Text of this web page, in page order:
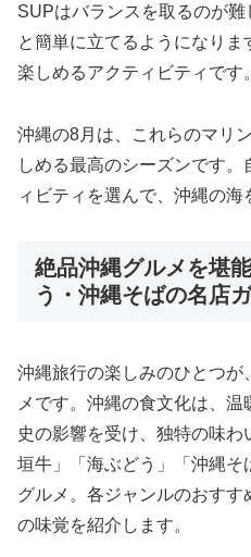
SUPはバランスを取るのが
と簡単に立てるようになり
楽しめるアクティビティです。
沖縄の8月は、これらのマリ
しめる最高のシーズンです
ィビティを選んで、沖縄の海
絶品沖縄グルメを堪
う・沖縄そばの名店
沖縄旅行の楽しみのひとつ
メです。沖縄の食文化は、
史の影響を受け、独特の味
垣牛」「海ぶどう」「沖縄
グルメ。各ジャンルのおす
の味覚を紹介します。